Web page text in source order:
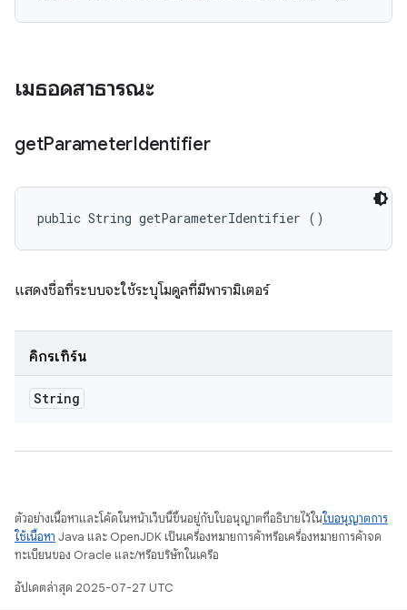
เมธอดสาธารณะ
getParameterIdentifier
public String getParameterIdentifier ()
แสดงชื่อที่ระบบจะใช้ระบุโมดูลที่มีพารามิเตอร์
คิกรีเทิร์น
String
ตัวอย่างเนื้อหาและโค้ดในหน้าเว็บนี้ขึ้นอยู่กับใบอนุญาตที่อธิบายไว้ในใบอนุญาตการ
ใช้เนื้อหา Java และ OpenJDK เป็นเครื่องหมายการค้าหรือเครื่องหมายการค้าจด
ทะเบียนของ Oracle และ/หรือบริษัทในเครือ
อัปเดตล่าสุด 2025-07-27 UTC